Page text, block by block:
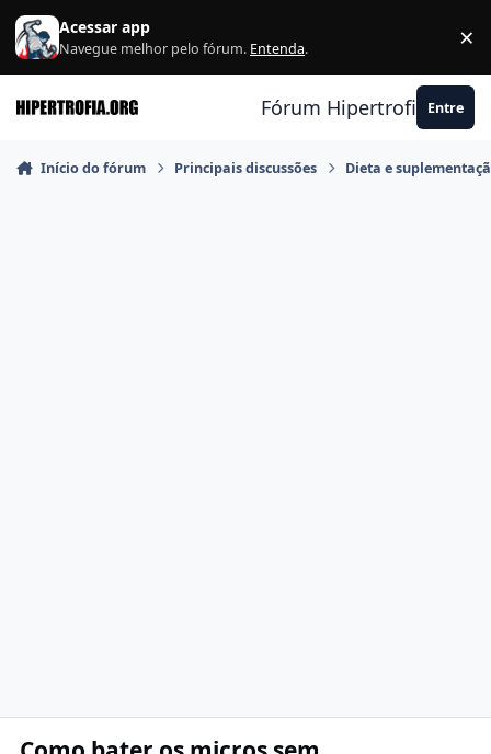
Ir para conteúdo
Acessar app
Navegue melhor pelo fórum. Entenda. ×
Fórum Hipertrofia.org
Entre
Início do fórum Principais discussões Dieta e